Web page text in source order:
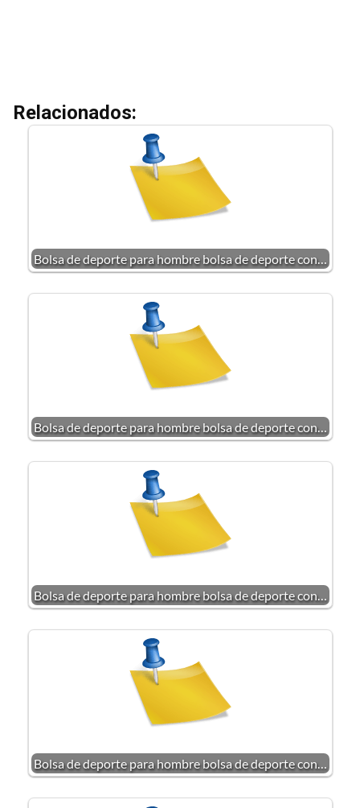
Relacionados:
Bolsa de deporte para hombre bolsa de deporte con…
Bolsa de deporte para hombre bolsa de deporte con…
Bolsa de deporte para hombre bolsa de deporte con…
Bolsa de deporte para hombre bolsa de deporte con…